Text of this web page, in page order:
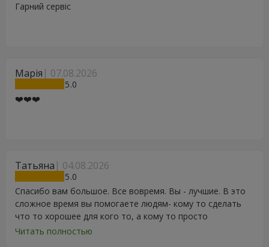
Гарний сервіс
Марія 07.08.2026
5
❤️❤️❤️
Татьяна 04.08.2026
5
Спасибо вам большое. Все вовремя. Вы - лучшие. В это
сложное время вы помогаете людям- кому то сделать
что то хорошее для кого то, а кому то просто
порадоваться цветам, подарку, тортику, поздравлению.
Читать полностью